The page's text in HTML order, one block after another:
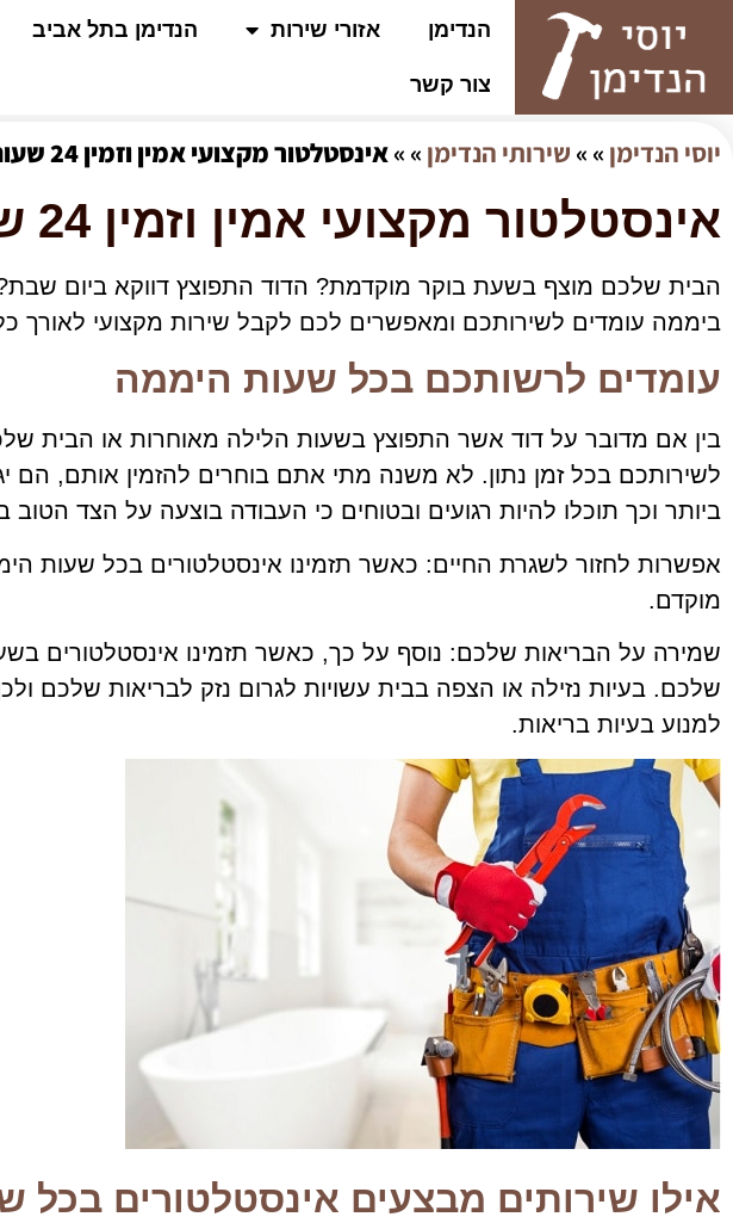
הנדימן אזורי שירות הנדימן בתל אביב
צור קשר
יוסי הנדימן » » שירותי הנדימן » »אינסטלטור מקצועי אמין וזמין 24 שעות
אינסטלטור מקצועי אמין וזמין 24 שעות
ביממה עומדים לשירותכם ומאפשרים לכם לקבל שירות מקצועי
עומדים לרשותכם בכל שעות היממה
בין אם מדובר על דוד אשר התפוצץ בשעות הלילה מאוחרות או הבית
לשירותכם בכל זמן נתון. לא משנה מתי אתם בוחרים להזמין אותם,
ביותר וכך תוכלו להיות רגועים ובטוחים כי העבודה בוצעה על הצד הטוב
אפשרות לחזור לשגרת החיים: כאשר תזמינו אינסטלטורים בכל שעות
מוקדם.
שמירה על הבריאות שלכם: נוסף על כך, כאשר תזמינו אינסטלטורים
שלכם. בעיות נזילה או הצפה בבית עשויות לגרום נזק לבריאות שלכם
למנוע בעיות בריאות.
אילו שירותים מבצעים אינסטלטורים בכל